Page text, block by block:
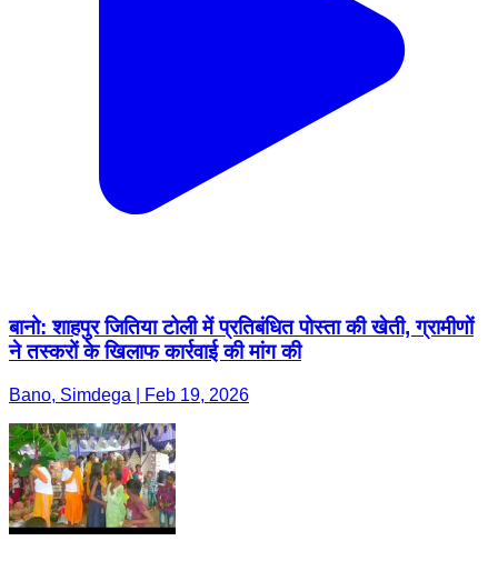
बानो: शाहपुर जितिया टोली में प्रतिबंधित पोस्ता की खेती, ग्रामीणों
ने तस्करों के खिलाफ कार्रवाई की मांग की
Bano, Simdega | Feb 19, 2026